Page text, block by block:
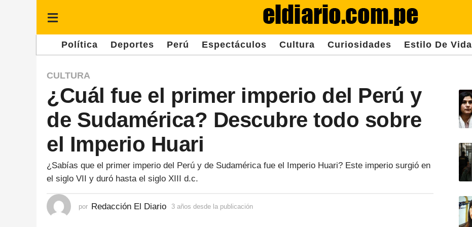
Política Deportes Perú Espectáculos Cultura Curiosidades Estilo De Vida
3
a
ñ
o
d
e
s
d
e
CULTURA
¿Cuál fue el primer imperio del Perú y
de Sudamérica? Descubre todo sobre
el Imperio Huari
¿Sabías que el primer imperio del Perú y de Sudamérica fue el Imperio Huari? Este imperio surgió en
el siglo VII y duró hasta el siglo XIII d.c.
por Redacción El Diario 3 años desde la publicación